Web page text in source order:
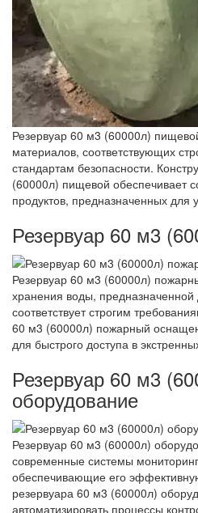
Резервуар 60 м3 (60000л)
материалов, соответствующих
стандартам безопасности.
(60000л) пищевой обеспечивает
продуктов, предназначенных для
Резервуар 60 м3
Резервуар 60 м3 (60000л)
хранения воды,
соответствует строгим
60 м3 (60000л) пожарный
для быстрого доступа в
Резервуар 60 м3
оборудование
Резервуар 60 м3 (60000л)
современные системы
обеспечивающие его
резервуара 60 м3 (60000л)
автоматизировать процессы